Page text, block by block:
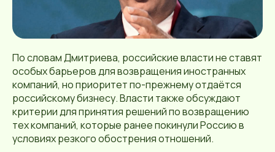
По словам Дмитриева, российские власти не ставят
особых барьеров для возвращения иностранных
компаний, но приоритет по-прежнему отдаётся
российскому бизнесу. Власти также обсуждают
критерии для принятия решений по возвращению
тех компаний, которые ранее покинули Россию в
условиях резкого обострения отношений.